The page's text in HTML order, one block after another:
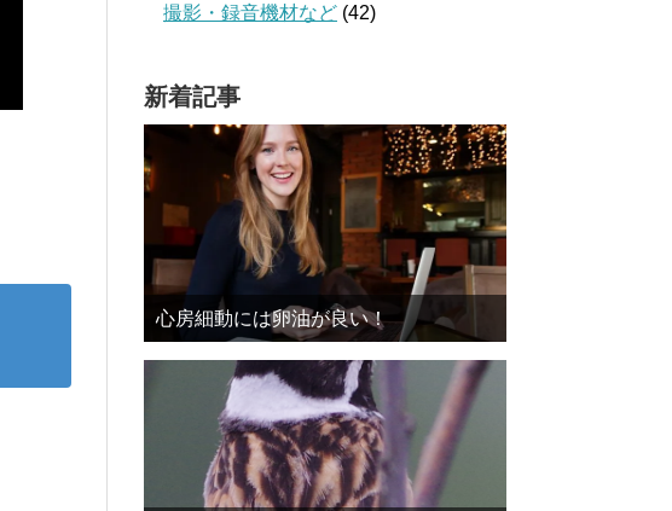
撮影・録音機材など (42)
新着記事
心房細動には卵油が良い！